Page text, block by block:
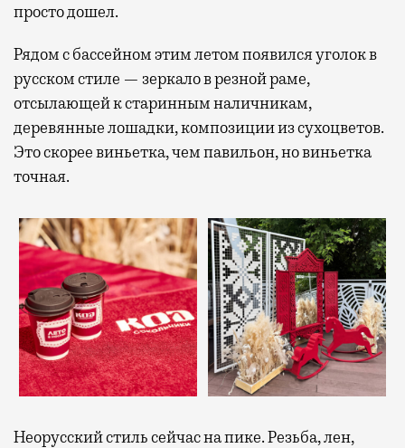
просто дошел.
Рядом с бассейном этим летом появился уголок в
русском стиле — зеркало в резной раме,
отсылающей к старинным наличникам,
деревянные лошадки, композиции из сухоцветов.
Это скорее виньетка, чем павильон, но виньетка
точная.
Неорусский стиль сейчас на пике. Резьба, лен,